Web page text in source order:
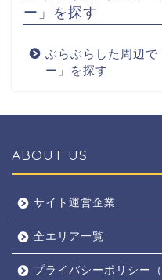
ー」を探す
ぶらぶらした周辺で
ー」を探す
ABOUT US
サイト運営企業
全エリア一覧
プライバシーポリシー